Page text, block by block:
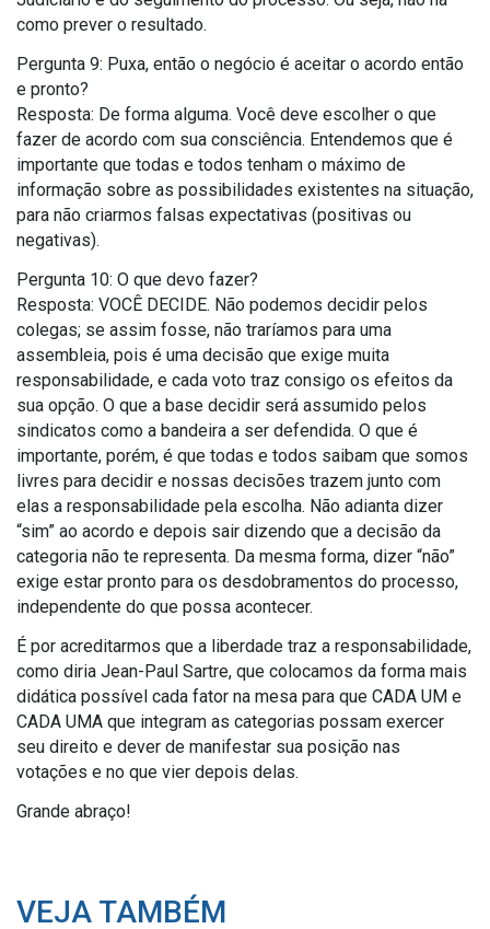
como prever o resultado.
Pergunta 9: Puxa, então o negócio é aceitar o acordo então
e pronto?
Resposta: De forma alguma. Você deve escolher o que
fazer de acordo com sua consciência. Entendemos que é
importante que todas e todos tenham o máximo de
informação sobre as possibilidades existentes na situação,
para não criarmos falsas expectativas (positivas ou
negativas).
Pergunta 10: O que devo fazer?
Resposta: VOCÊ DECIDE. Não podemos decidir pelos
colegas; se assim fosse, não traríamos para uma
assembleia, pois é uma decisão que exige muita
responsabilidade, e cada voto traz consigo os efeitos da
sua opção. O que a base decidir será assumido pelos
sindicatos como a bandeira a ser defendida. O que é
importante, porém, é que todas e todos saibam que somos
livres para decidir e nossas decisões trazem junto com
elas a responsabilidade pela escolha. Não adianta dizer
“sim” ao acordo e depois sair dizendo que a decisão da
categoria não te representa. Da mesma forma, dizer “não”
exige estar pronto para os desdobramentos do processo,
independente do que possa acontecer.
É por acreditarmos que a liberdade traz a responsabilidade,
como diria Jean-Paul Sartre, que colocamos da forma mais
didática possível cada fator na mesa para que CADA UM e
CADA UMA que integram as categorias possam exercer
seu direito e dever de manifestar sua posição nas
votações e no que vier depois delas.
Grande abraço!
VEJA TAMBÉM